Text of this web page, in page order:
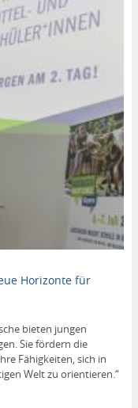
Horizonte für
bieten jungen
Sie fördern die
Fähigkeiten, sich in
Welt zu orientieren.“